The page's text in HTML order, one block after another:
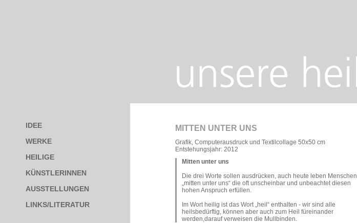
IDEE
WERKE
HEILIGE
KÜNSTLERINNEN
AUSSTELLUNGEN
LINKS/LITERATUR
MITTEN UNTER UNS
Grafik, Computerausdruck und Textilcollage 50x50 cm
Entstehungsjahr: 2012
Mitten unter uns
Die drei Worte sollen ausdrücken, auch heute leben Menschen
„mitten unter uns“ die oft unscheinbar und unbeachtet diesen
hohen Anspruch erfüllen.
Im Wort heilig ist das Wort „heil“ enthalten - wir sind alle
heilsbedürftig, können aber auch zum Heil füreinander
werden,darauf verweisen die Mullbinden.